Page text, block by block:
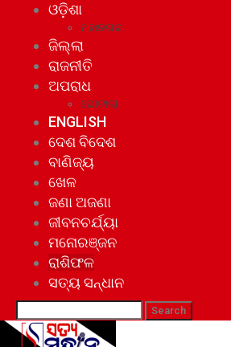
ଓଡ଼ିଶା
ମହାନଗର
ଜିଲ୍ଲା
ରାଜନୀତି
ଅପରାଧ
ଘୋଟାଲା
ENGLISH
ଦେଶ ବିଦେଶ
ବାଣିଜ୍ୟ
ଖେଳ
ଜଣା ଅଜଣା
ଜୀବନଚର୍ଯ୍ୟା
ମନୋରଞ୍ଜନ
ରାଶିଫଳ
ସତ୍ୟ ସନ୍ଧାନ